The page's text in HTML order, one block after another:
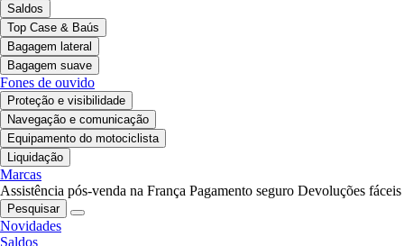
Saldos
Top Case & Baús
Bagagem lateral
Bagagem suave
Fones de ouvido
Proteção e visibilidade
Navegação e comunicação
Equipamento do motociclista
Liquidação
Marcas
Assistência pós-venda na França Pagamento seguro Devoluções fáceis
Pesquisar
Novidades
Saldos